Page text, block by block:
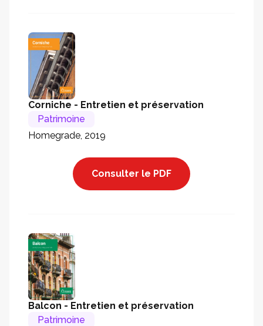
Corniche - Entretien et préservation
Patrimoine
Homegrade, 2019
Consulter le PDF
Balcon - Entretien et préservation
Patrimoine